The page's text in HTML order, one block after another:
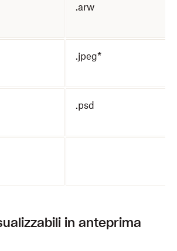
.arw
.jpeg*
.psd
in anteprima